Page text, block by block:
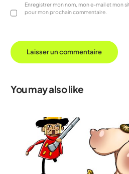
Enregistrer mon nom, mon e-mail et mon
pour mon prochain commentaire.
You may also like